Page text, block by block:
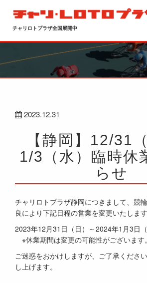
チャリロトプラザ全国展開中
2023.12.31
【静岡】12/31
1/3（水）臨時休
らせ
チャリロトプラザ静岡につきまして、競
良により下記日程の営業を変更いたします
2023年12月31日（日）～2024年1月3日
※休業期間は変更の可能性がございます。
ご迷惑をおかけしますが、ご了承くださ
し上げます。